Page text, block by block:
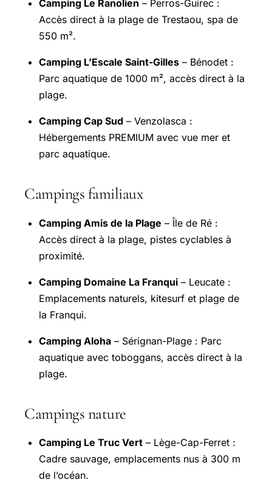
Camping Le Ranolien – Perros-Guirec :
Accès direct à la plage de Trestaou, spa de
550 m².
Camping L’Escale Saint-Gilles – Bénodet :
Parc aquatique de 1000 m², accès direct à la
plage.
Camping Cap Sud – Venzolasca :
Hébergements PREMIUM avec vue mer et
parc aquatique.
Campings familiaux
Camping Amis de la Plage – Île de Ré :
Accès direct à la plage, pistes cyclables à
proximité.
Camping Domaine La Franqui – Leucate :
Emplacements naturels, kitesurf et plage de
la Franqui.
Camping Aloha – Sérignan-Plage : Parc
aquatique avec toboggans, accès direct à la
plage.
Campings nature
Camping Le Truc Vert – Lège-Cap-Ferret :
Cadre sauvage, emplacements nus à 300 m
de l’océan.